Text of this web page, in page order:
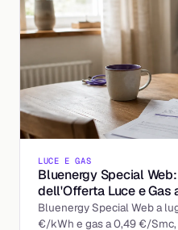
LUCE E GAS
Bluenergy Special
dell'Offerta Luce e Gas
Bluenergy Special Web a
€/kWh e gas a 0,49 €/Smc,